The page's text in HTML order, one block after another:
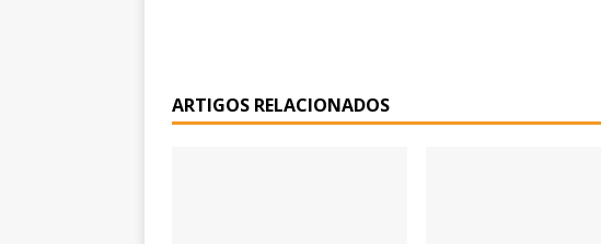
ARTIGOS RELACIONADOS